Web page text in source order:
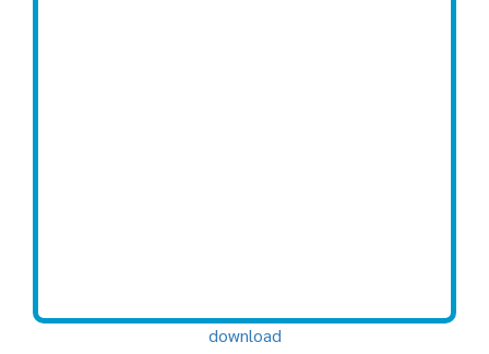
download